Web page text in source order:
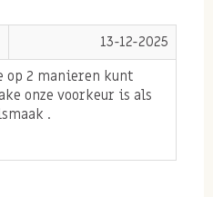
13-12-2025
2 manieren kunt
onze voorkeur is als
.